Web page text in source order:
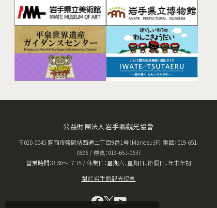
公益財團法人岩手縣觀光協會
〒020-0045 盛岡市盛岡站西通二丁目9番1号（Mariosu3F） 電話：019-651-
0626 / 傳真：019-651-0637
營業時間：8:30〜17:15 / 休業日：星期六、星期日、節假日，年末年初
關於岩手縣觀光協會